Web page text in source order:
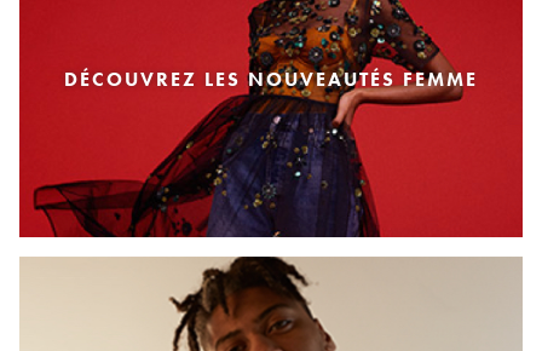
DÉCOUVREZ LES NOUVEAUTÉS FEMME